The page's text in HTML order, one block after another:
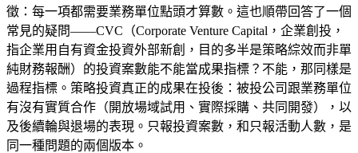
徵：每一項都需要業務單位點頭才算數。這也順帶回答了一個
常見的疑問——CVC（Corporate Venture Capital，企業創投，
指企業用自有資金投資外部新創，目的多半是策略綜效而非單
純財務報酬）的投資案數能不能當成果指標？不能，那同樣是
過程指標。策略投資真正的成果在投後：被投公司跟業務單位
有沒有實質合作（開放場域試用、實際採購、共同開發），以
及後續輪與退場的表現。只報投資案數，和只報活動人數，是
同一種問題的兩個版本。